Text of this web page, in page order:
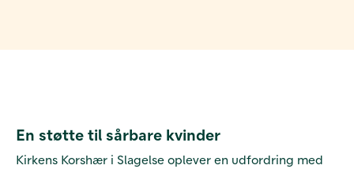
En støtte til sårbare kvinder
Kirkens Korshær i Slagelse oplever en udfordring med